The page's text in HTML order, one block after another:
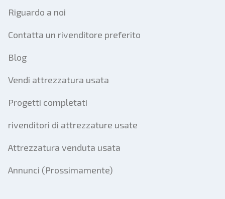
Riguardo a noi
Contatta un rivenditore preferito
Blog
Vendi attrezzatura usata
Progetti completati
rivenditori di attrezzature usate
Attrezzatura venduta usata
Annunci (Prossimamente)